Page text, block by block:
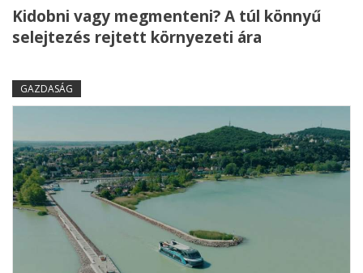
Kidobni vagy megmenteni? A túl könnyű
selejtezés rejtett környezeti ára
GAZDASÁG